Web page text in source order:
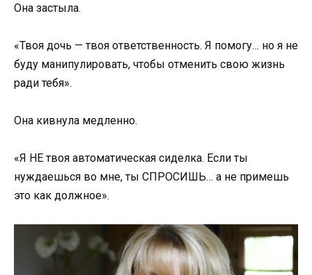
Она застыла.
«Твоя дочь — твоя ответственность. Я помогу… но я не
буду манипулировать, чтобы отменить свою жизнь
ради тебя».
Она кивнула медленно.
«Я НЕ твоя автоматическая сиделка. Если ты
нуждаешься во мне, ты СПРОСИШЬ… а не примешь
это как должное».